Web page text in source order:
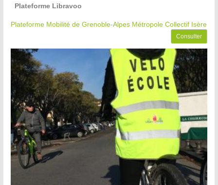
Plateforme Libravoo
Plateforme Mobilité de Grenoble-Alpes Métropole Collectif Isère
Consulter